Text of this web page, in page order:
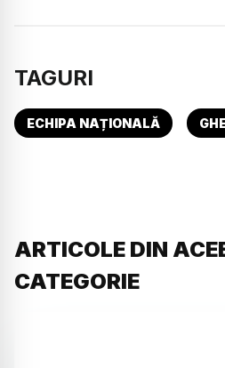
TAGURI
ECHIPA NAȚIONALĂ
ARTICOLE DIN
CATEGORIE